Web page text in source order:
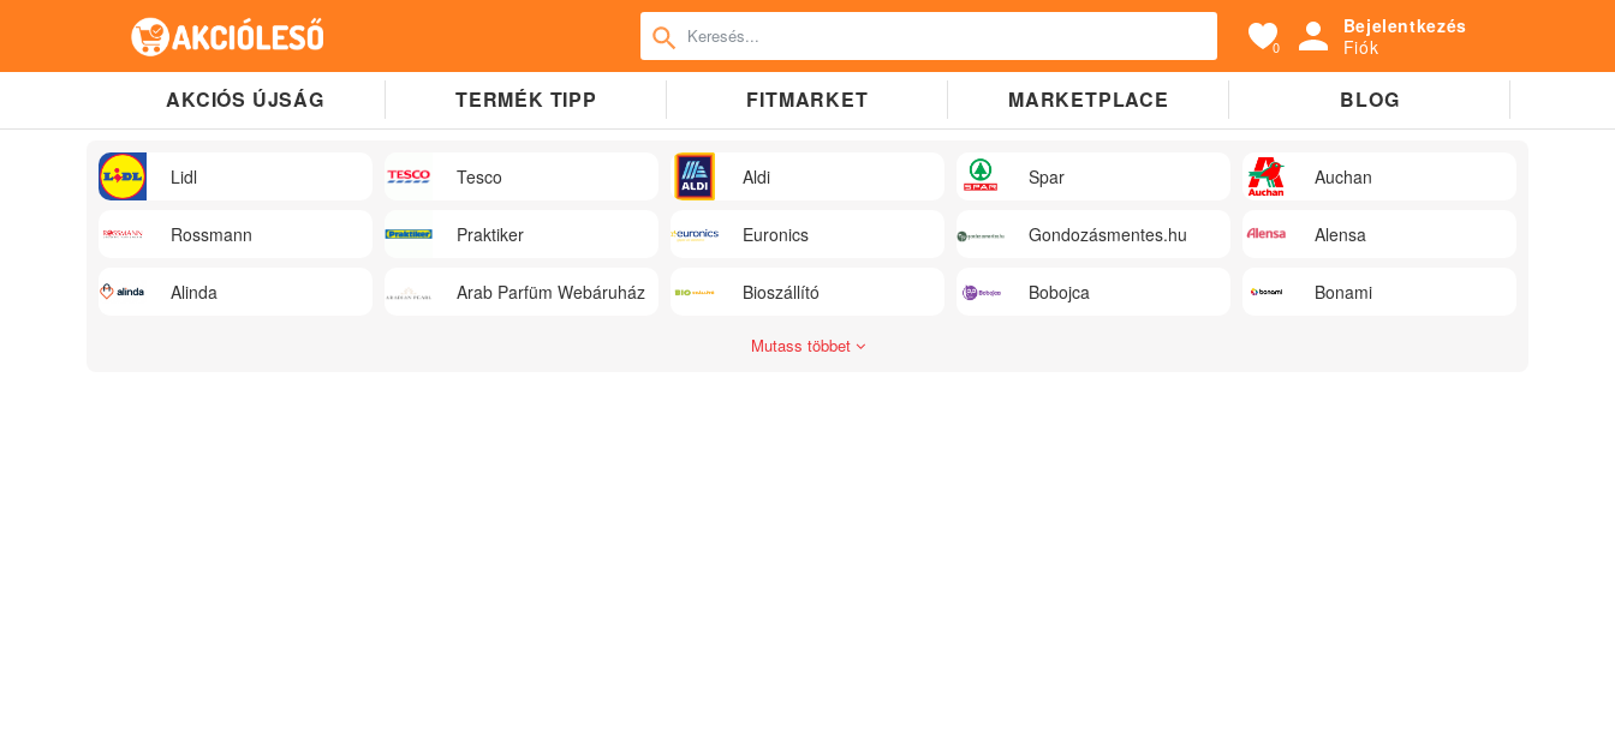
0
Bejelentkezés
Fiók
AKCIÓS ÚJSÁG TERMÉK TIPP FITMARKET MARKETPLACE BLOG
Lidl Tesco Aldi Spar Auchan
Rossmann Praktiker Euronics Gondozásmentes.hu Alensa
Alinda Arab Parfüm Webáruház Bioszállító Bobojca Bonami
Mutass többet